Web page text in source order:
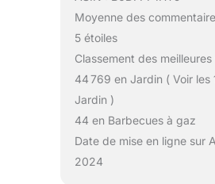
Moyenne des
5 étoiles
Classement des
44 769 en Jardin ( Voir les
Jardin )
44 en Barbecues à gaz
Date de mise en ligne sur
2024